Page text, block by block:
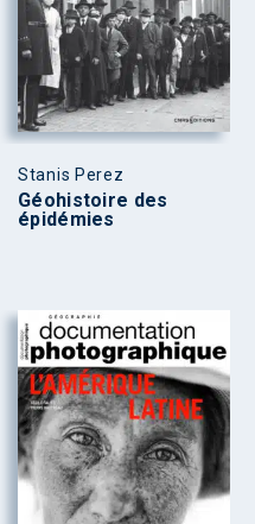
Stanis Perez
Géohistoire des
épidémies